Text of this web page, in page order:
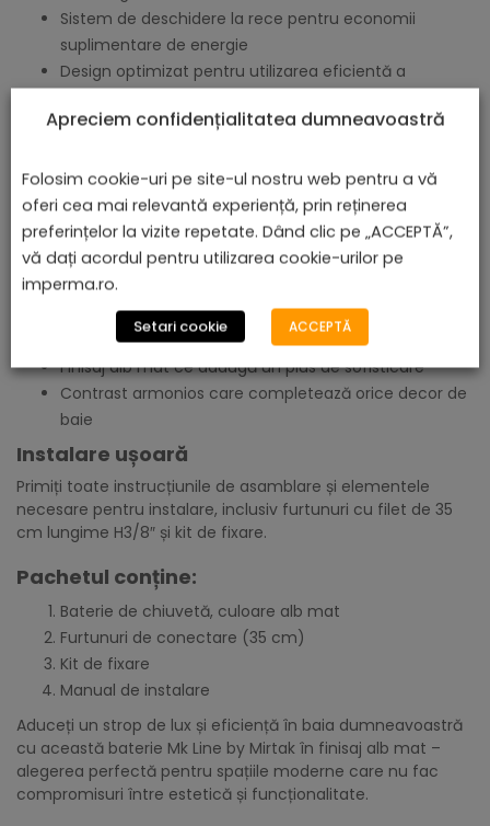
Sistem de deschidere la rece pentru economii
suplimentare de energie
Design optimizat pentru utilizarea eficientă a
Materiale premium
Finisaj PVD PLUS ce menține aspectul impecabil în
timp
Fitinguri din alamă pentru o durabilitate excepțională
Cartușe certificate la 70.000 de cicluri de utilizare
Design rafinat
Stil minimalist cu accente elegante
Finisaj alb mat ce adaugă un plus de sofisticare
Contrast armonios care completează orice decor de
baie
Instalare ușoară
Primiți toate instrucțiunile de asamblare și elementele
necesare pentru instalare, inclusiv furtunuri cu filet de 35
cm lungime H3/8″ și kit de fixare.
Pachetul conține:
Baterie de chiuvetă, culoare alb mat
Furtunuri de conectare (35 cm)
Kit de fixare
Manual de instalare
Aduceți un strop de lux și eficiență în baia dumneavoastră
cu această baterie Mk Line by Mirtak în finisaj alb mat –
alegerea perfectă pentru spațiile moderne care nu fac
compromisuri între estetică și funcționalitate.
Apreciem confidențialitatea dumneavoastră
Folosim cookie-uri pe site-ul nostru web pentru a vă
oferi cea mai relevantă experiență, prin reținerea
preferințelor la vizite repetate. Dând clic pe „ACCEPTĂ”,
vă dați acordul pentru utilizarea cookie-urilor pe
imperma.ro.
Setari cookie ACCEPTĂ